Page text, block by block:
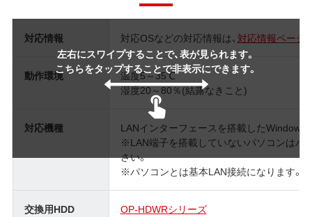
左右にスワイプすることで、表が見られます。
こちらをタップすることで非表示にできます。
対応情報 対応OSなどの対応情報は、 対応情報ページ
動作環境
温度5～35℃
湿度20～80％(結露なきこと)
対応機種
LANインターフェースを搭載したWindows
※LAN端子を搭載していないパソコンはバ
さい。
※パソコンとは基本LAN接続になります。
交換用HDD OP-HDWRシリーズ